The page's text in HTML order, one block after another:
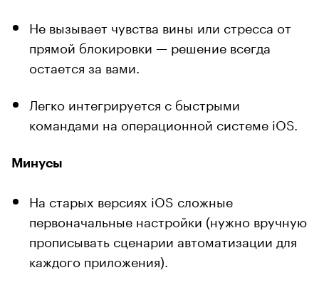
Не вызывает чувства вины или стресса от
прямой блокировки — решение всегда
остается за вами.
Легко интегрируется с быстрыми
командами на операционной системе iOS.
Минусы
На старых версиях iOS сложные
первоначальные настройки (нужно вручную
прописывать сценарии автоматизации для
каждого приложения).